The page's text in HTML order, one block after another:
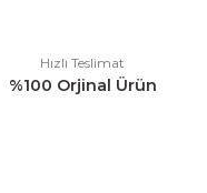
Hızlı Teslimat
%100 Orjinal Ürün